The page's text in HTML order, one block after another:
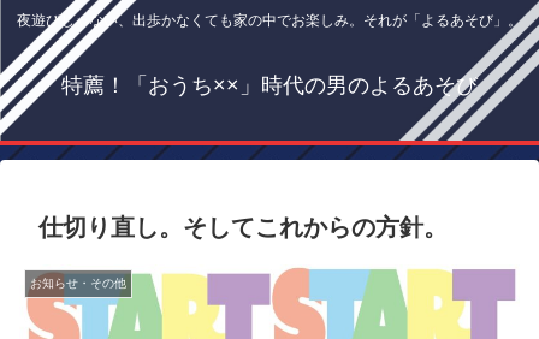
夜遊びじゃない、出歩かなくても家の中でお楽しみ。それが「よるあそび」。
特薦！「おうち××」時代の男のよるあそび
仕切り直し。そしてこれからの方針。
お知らせ・その他